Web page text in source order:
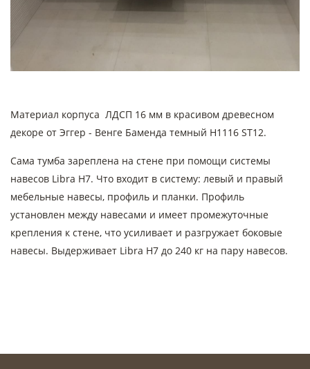
Материал корпуса ЛДСП 16 мм в красивом древесном
декоре от Эггер - Венге Баменда темный Н1116 ST12.
Сама тумба зареплена на стене при помощи системы
навесов Libra H7. Что входит в систему: левый и правый
мебельные навесы, профиль и планки. Профиль
установлен между навесами и имеет промежуточные
крепления к стене, что усиливает и разгружает боковые
навесы. Выдерживает Libra H7 до 240 кг на пару навесов.